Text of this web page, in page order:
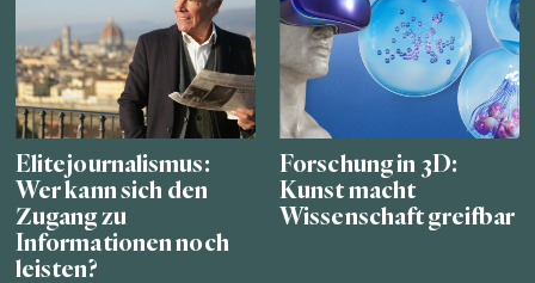
Elitejournalismus:
Wer kann sich den
Zugang zu
Informationen noch
leisten?
Forschung in 3D:
Kunst macht
Wissenschaft greifbar